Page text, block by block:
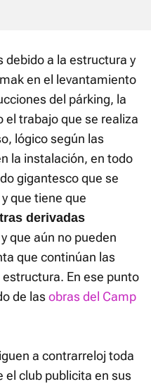
debido a la estructura y
en el levantamiento
del párking, la
el trabajo que se realiza
lógico según las
la instalación, en todo
gigantesco que se
que tiene que
derivadas
que aún no pueden
que continúan las
En ese punto
de lasobras del Camp
a contrarreloj toda
el club publicita en sus